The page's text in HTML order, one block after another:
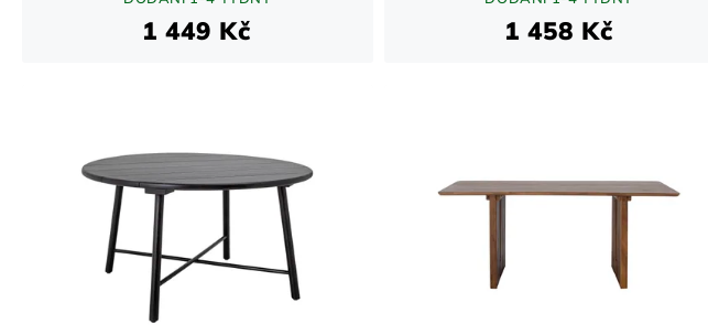
1 449 Kč 1 458 Kč